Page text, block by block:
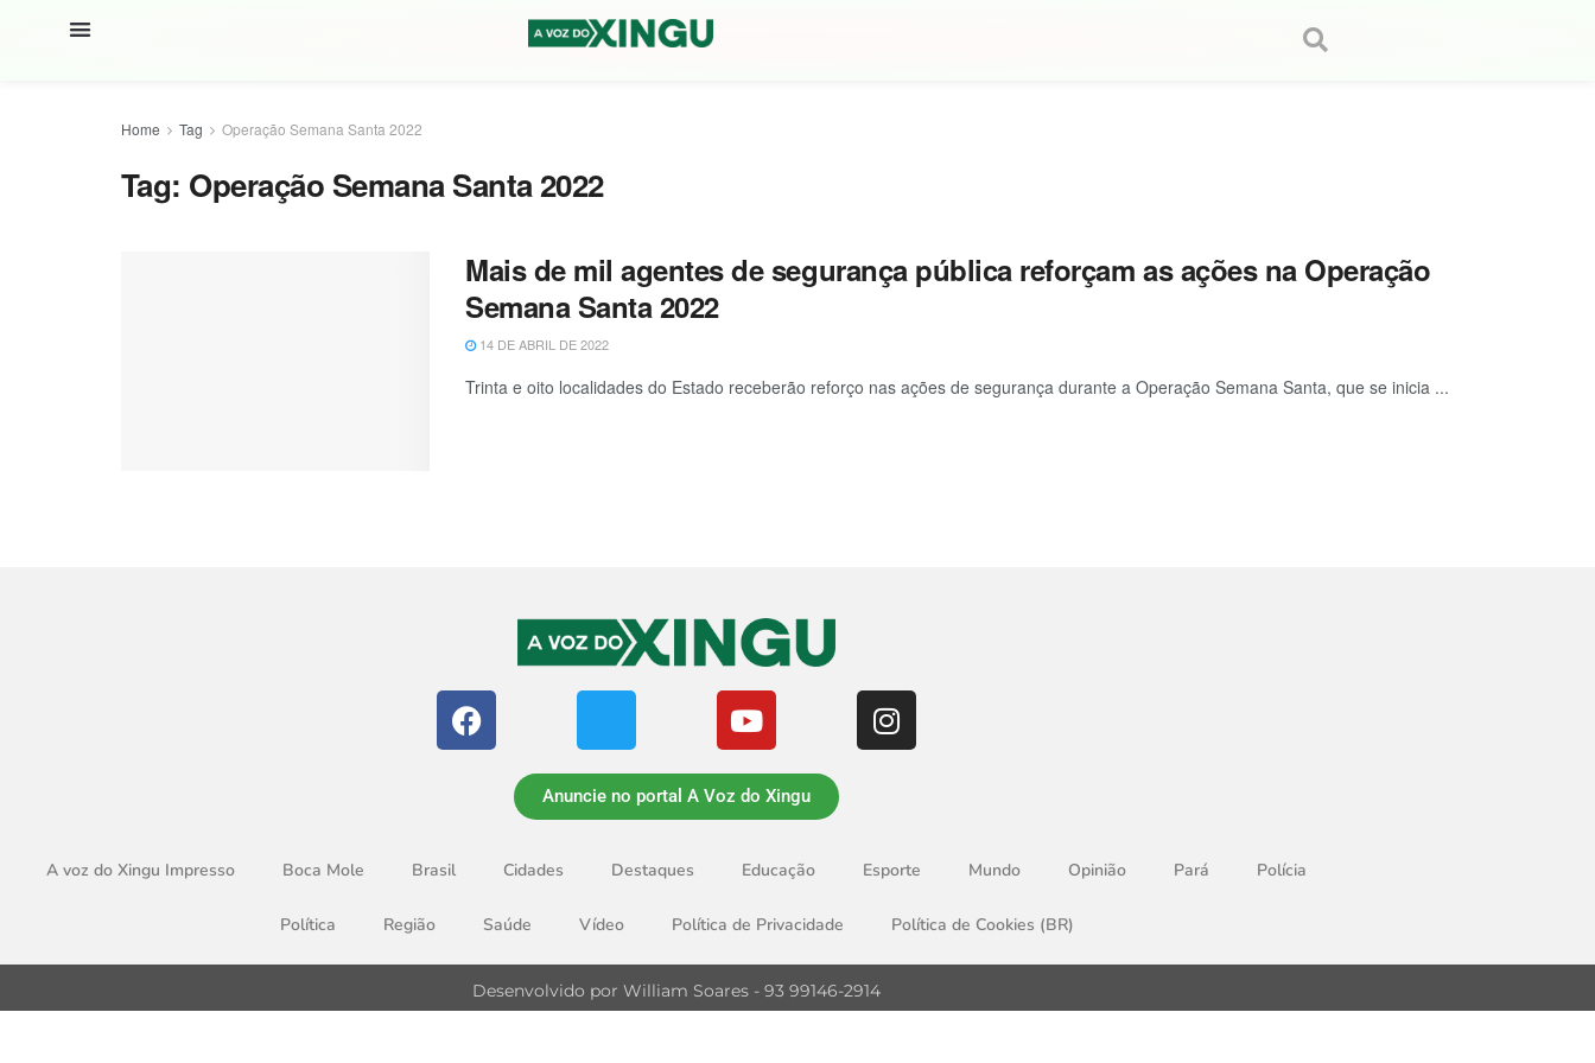
Home Tag Operação Semana Santa 2022
Tag: Operação Semana Santa 2022
Mais de mil agentes de segurança pública reforçam as ações na Operação
Semana Santa 2022
14 DE ABRIL DE 2022
Trinta e oito localidades do Estado receberão reforço nas ações de segurança durante a Operação Semana Santa, que se inicia ...
Anuncie no portal A Voz do Xingu
A voz do Xingu Impresso Boca Mole Brasil Cidades Destaques Educação Esporte Mundo Opinião Pará Polícia
Política Região Saúde Vídeo Política de Privacidade Política de Cookies (BR)
Desenvolvido por William Soares - 93 99146-2914